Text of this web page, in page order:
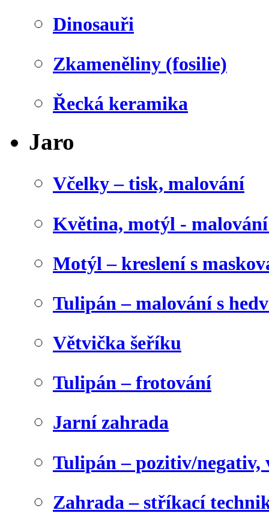
Dinosauři
Zkameněliny (fosilie)
Řecká keramika
Jaro
Včelky – tisk, malování
Květina, motýl -
Motýl – kreslení s
Tulipán – malování s
Větvička šeříku
Tulipán – frotování
Jarní zahrada
Tulipán – pozitiv/negativ,
Zahrada – stříkací